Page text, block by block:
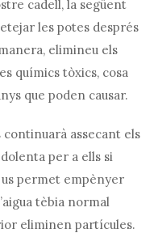
cadell, la següent
les potes després
elimineu els
químics tòxics, cosa
que poden causar.
continuarà assecant els
per a ells si
us permet empènyer
tèbia normal
eliminen partícules.